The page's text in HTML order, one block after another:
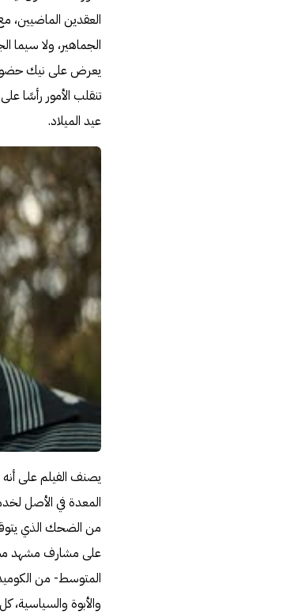
العقدين الماضيين،
الجماهير، ولا سيما
يعرض على نيك حضور
تنقلب الأمور رأسًا
عيد الميلاد.
يصنف الفيلم على
المعدة في الأصل
من الضحك الذي
المتوسط- من
والأبوة والسياسية،